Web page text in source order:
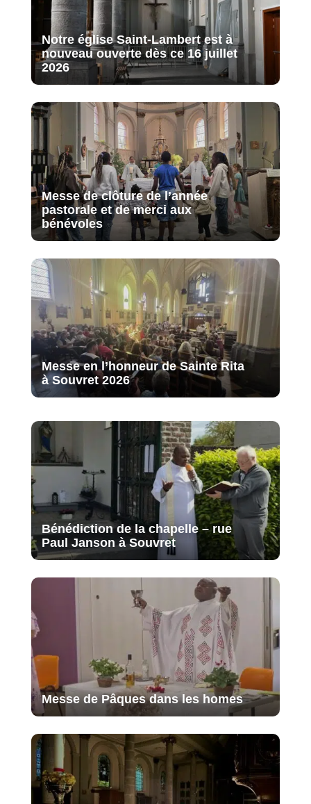
Notre église Saint-Lambert est à
nouveau ouverte dès ce 16 juillet
2026
Messe de clôture de l’année
pastorale et de merci aux
bénévoles
Messe en l’honneur de Sainte Rita
à Souvret 2026
Bénédiction de la chapelle – rue
Paul Janson à Souvret
Messe de Pâques dans les homes